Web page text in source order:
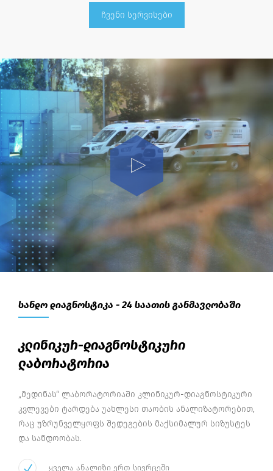
ჩვენი სერვისები
სანდო დიაგნოსტიკა - 24 საათის განმავლობაში
კლინიკურ-დიაგნოსტიკური
ლაბორატორია
„მედინას“ ლაბორატორიაში კლინიკურ-დიაგნოსტიკური
კვლევები ტარდება უახლესი თაობის ანალიზატორებით,
რაც უზრუნველყოფს შედეგების მაქსიმალურ სიზუსტეს
და სანდოობას.
ყველა ანალიზი ერთ სივრცეში